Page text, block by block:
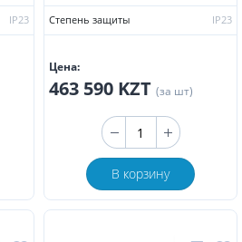
IP23 Степень защиты IP23
Цена:
463 590 KZT (за шт)
В корзину